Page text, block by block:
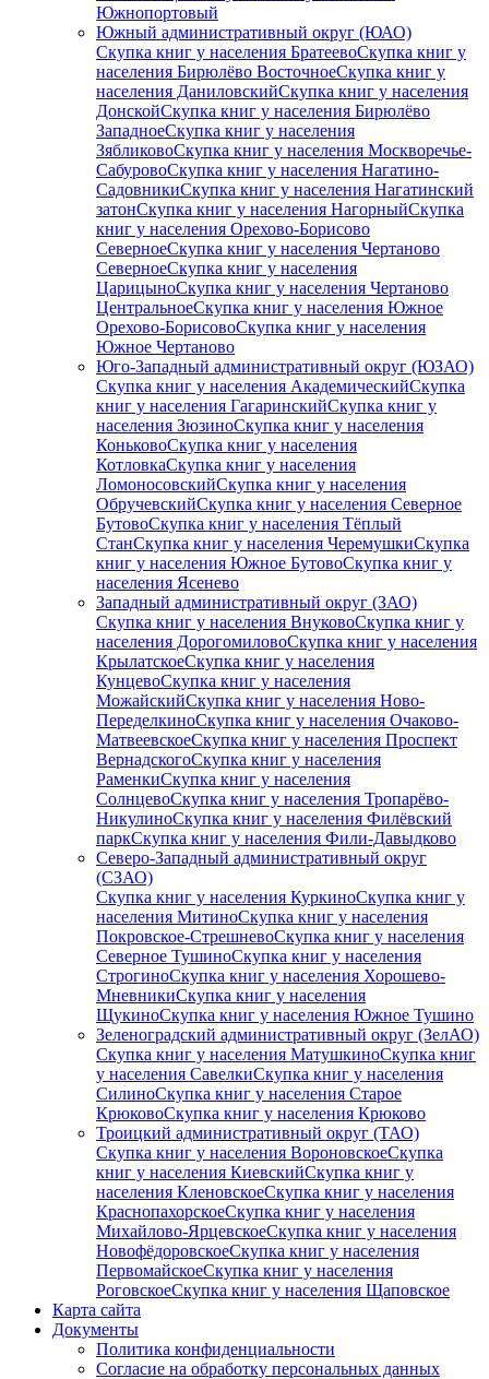
Южнопортовый
Южный административный округ (ЮАО)
Скупка книг у населения БратеевоСкупка книг у
населения Бирюлёво ВосточноеСкупка книг у
населения ДаниловскийСкупка книг у населения
ДонскойСкупка книг у населения Бирюлёво
ЗападноеСкупка книг у населения
ЗябликовоСкупка книг у населения Москворечье-
СабуровоСкупка книг у населения Нагатино-
СадовникиСкупка книг у населения Нагатинский
затонСкупка книг у населения НагорныйСкупка
книг у населения Орехово-Борисово
СеверноеСкупка книг у населения Чертаново
СеверноеСкупка книг у населения
ЦарицыноСкупка книг у населения Чертаново
ЦентральноеСкупка книг у населения Южное
Орехово-БорисовоСкупка книг у населения
Южное Чертаново
Юго-Западный административный округ (ЮЗАО)
Скупка книг у населения АкадемическийСкупка
книг у населения ГагаринскийСкупка книг у
населения ЗюзиноСкупка книг у населения
КоньковоСкупка книг у населения
КотловкаСкупка книг у населения
ЛомоносовскийСкупка книг у населения
ОбручевскийСкупка книг у населения Северное
БутовоСкупка книг у населения Тёплый
СтанСкупка книг у населения ЧеремушкиСкупка
книг у населения Южное БутовоСкупка книг у
населения Ясенево
Западный административный округ (ЗАО)
Скупка книг у населения ВнуковоСкупка книг у
населения ДорогомиловоСкупка книг у населения
КрылатскоеСкупка книг у населения
КунцевоСкупка книг у населения
МожайскийСкупка книг у населения Ново-
ПеределкиноСкупка книг у населения Очаково-
МатвеевскоеСкупка книг у населения Проспект
ВернадскогоСкупка книг у населения
РаменкиСкупка книг у населения
СолнцевоСкупка книг у населения Тропарёво-
НикулиноСкупка книг у населения Филёвский
паркСкупка книг у населения Фили-Давыдково
Северо-Западный административный округ
(СЗАО)
Скупка книг у населения КуркиноСкупка книг у
населения МитиноСкупка книг у населения
Покровское-СтрешневоСкупка книг у населения
Северное ТушиноСкупка книг у населения
СтрогиноСкупка книг у населения Хорошево-
МневникиСкупка книг у населения
ЩукиноСкупка книг у населения Южное Тушино
Зеленоградский административный округ (ЗелАО)
Скупка книг у населения МатушкиноСкупка книг
у населения СавелкиСкупка книг у населения
СилиноСкупка книг у населения Старое
КрюковоСкупка книг у населения Крюково
Троицкий административный округ (ТАО)
Скупка книг у населения ВороновскоеСкупка
книг у населения КиевскийСкупка книг у
населения КленовскоеСкупка книг у населения
КраснопахорскоеСкупка книг у населения
Михайлово-ЯрцевскоеСкупка книг у населения
НовофёдоровскоеСкупка книг у населения
ПервомайскоеСкупка книг у населения
РоговскоеСкупка книг у населения Щаповское
Карта сайта
Документы
Политика конфиденциальности
Согласие на обработку персональных данных